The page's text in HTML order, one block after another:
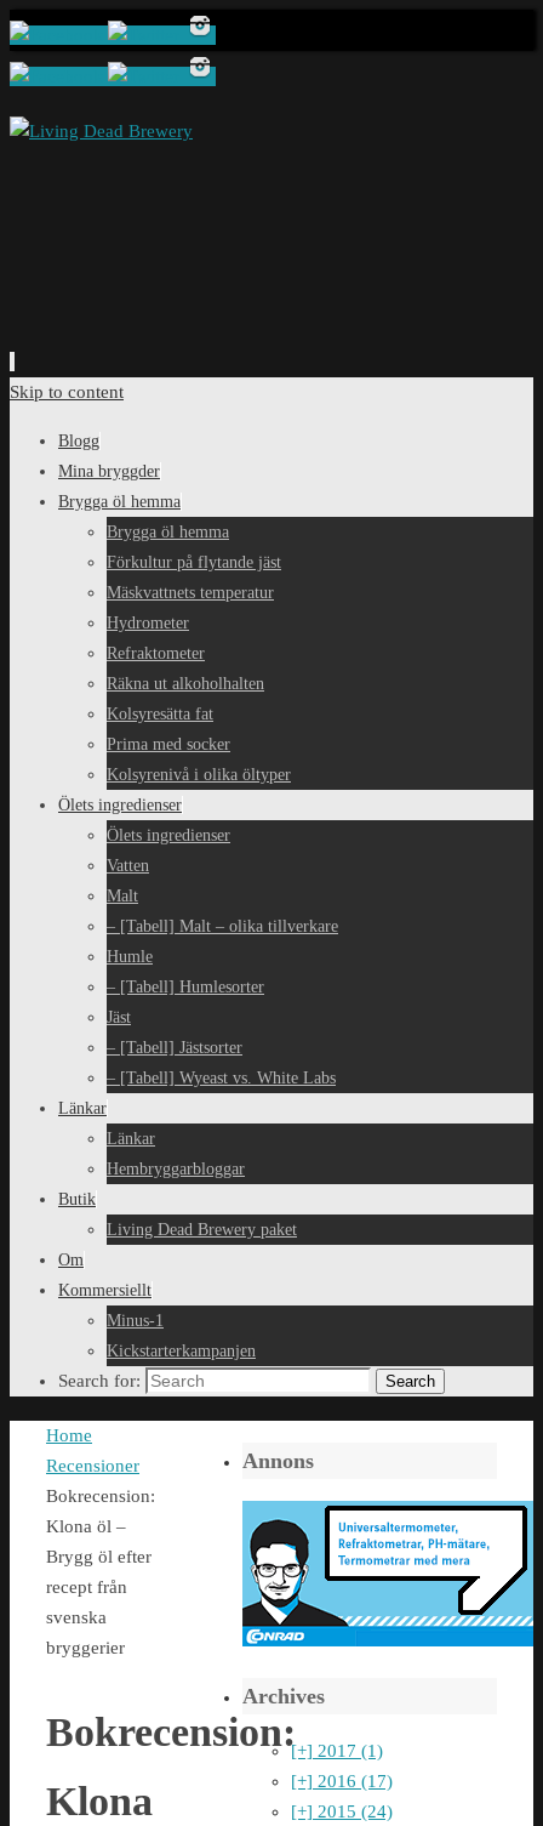
Skip to content
Blogg
Mina bryggder
Brygga öl hemma
Brygga öl hemma
Förkultur på flytande jäst
Mäskvattnets temperatur
Hydrometer
Refraktometer
Räkna ut alkoholhalten
Kolsyresätta fat
Prima med socker
Kolsyrenivå i olika öltyper
Ölets ingredienser
Ölets ingredienser
Vatten
Malt
– [Tabell] Malt – olika tillverkare
Humle
– [Tabell] Humlesorter
Jäst
– [Tabell] Jästsorter
– [Tabell] Wyeast vs. White Labs
Länkar
Länkar
Hembryggarbloggar
Butik
Living Dead Brewery paket
Om
Kommersiellt
Minus-1
Kickstarterkampanjen
Search for: Search
Home
Recensioner
Bokrecension:
Klona öl –
Brygg öl efter
recept från
svenska
bryggerier
Bokrecension:
Klona
Annons
Archives
[+] 2017 (1)
[+] 2016 (17)
[+] 2015 (24)